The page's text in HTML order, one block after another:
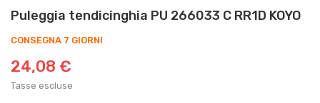
Puleggia tendicinghia PU 266033 C RR1D KOYO
CONSEGNA 7 GIORNI
24,08 €
Tasse escluse